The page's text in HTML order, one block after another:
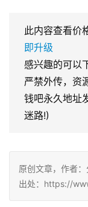
此内容查看价
即升级
感兴趣的可以
严禁外传，资
钱吧永久地址
迷路!)
原创文章，作者
出处：https://